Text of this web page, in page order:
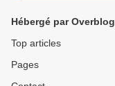
Hébergé par Overblog
Top articles
Pages